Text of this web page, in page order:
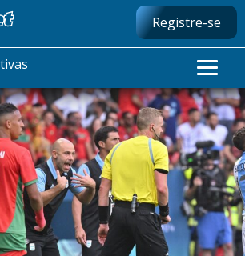
Registre-se
LIBERTADORES
NACIONAL
INTERNACIONAL